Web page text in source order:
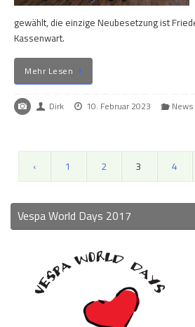
gewählt, die einzige Neubesetzung ist
Kassenwart.
Mehr Lesen
Dirk 10. Februar 2023 News
‹ 1 2 3 4
Vespa World Days 2017